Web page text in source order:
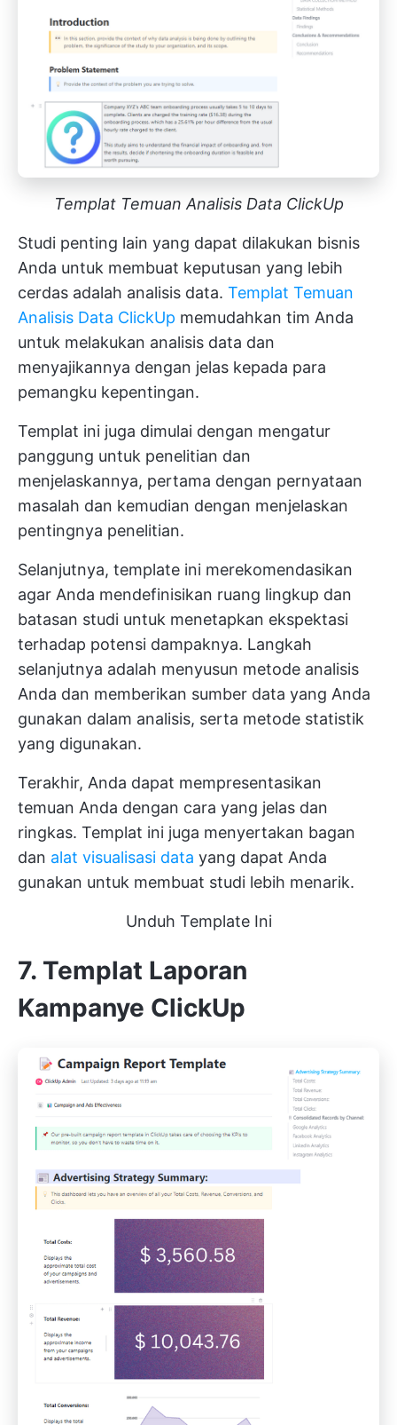
Templat Temuan Analisis Data ClickUp
Studi penting lain yang dapat dilakukan bisnis
Anda untuk membuat keputusan yang lebih
cerdas adalah analisis data. Templat Temuan
Analisis Data ClickUp memudahkan tim Anda
untuk melakukan analisis data dan
menyajikannya dengan jelas kepada para
pemangku kepentingan.
Templat ini juga dimulai dengan mengatur
panggung untuk penelitian dan
menjelaskannya, pertama dengan pernyataan
masalah dan kemudian dengan menjelaskan
pentingnya penelitian.
Selanjutnya, template ini merekomendasikan
agar Anda mendefinisikan ruang lingkup dan
batasan studi untuk menetapkan ekspektasi
terhadap potensi dampaknya. Langkah
selanjutnya adalah menyusun metode analisis
Anda dan memberikan sumber data yang Anda
gunakan dalam analisis, serta metode statistik
yang digunakan.
Terakhir, Anda dapat mempresentasikan
temuan Anda dengan cara yang jelas dan
ringkas. Templat ini juga menyertakan bagan
dan alat visualisasi data yang dapat Anda
gunakan untuk membuat studi lebih menarik.
Unduh Template Ini
7. Templat Laporan
Kampanye ClickUp